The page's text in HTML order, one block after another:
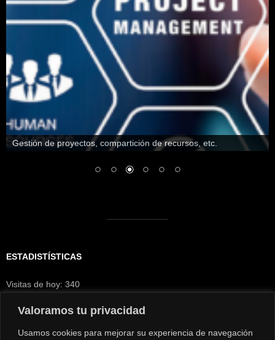
Valoramos tu privacidad
Usamos cookies para mejorar su experiencia de navegación
Generar y gestionar documentos electrónicos
ESTADISTÍSTICAS
Visitas de hoy: 340
Visitantes hoy:296
Visitas de ayer:654
Visitantes de ayer:312